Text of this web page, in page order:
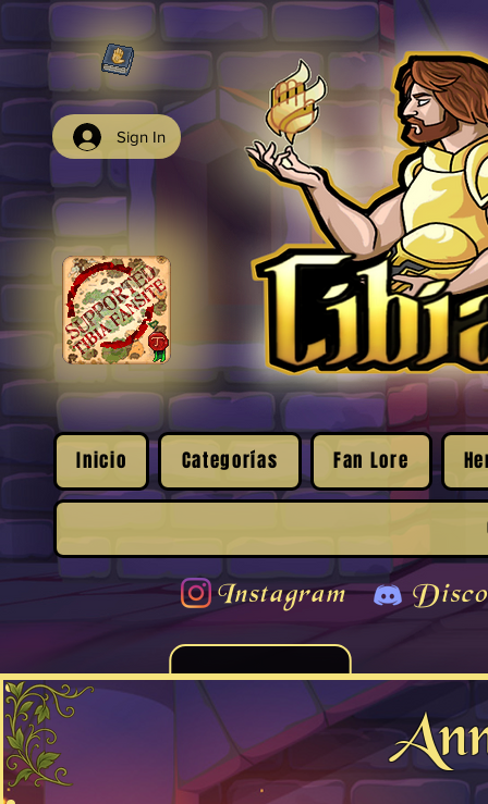
Sign In
Inicio Categorías Fan Lore
Instagram